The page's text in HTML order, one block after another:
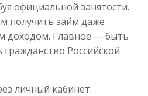
официальной занятости.
получить займ даже
доходом. Главное — быть
Российской
личный кабинет: